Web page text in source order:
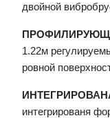
двойной
1.22м
ровной
интегрированя